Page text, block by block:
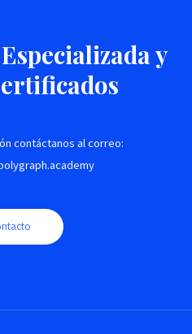
y
contáctanos al correo: